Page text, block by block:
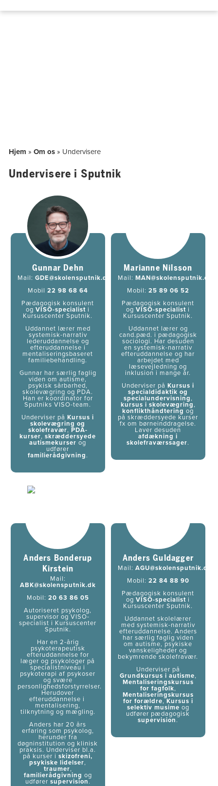
Hjem » Om os» Undervisere
Undervisere i Sputnik
Gunnar Dehn
Mail:GDE@skolensputnik.dk
Mobil 22 98 68 64
Pædagogisk konsulent
ogVISO-specialist i
Kursuscenter Sputnik.
Uddannet lærer med
systemisk-narrativ
lederuddannelse og
efteruddannelse i
mentaliseringsbaseret
familiebehandling.
Gunnar har særlig faglig
viden om autisme,
psykisk sårbarhed,
skolevægring og PDA.
Han er koordinator for
Sputniks VISO-team.
Underviser påKursus i
skolevægring og
skolefravær, PDA-
kurser,skræddersyede
autismekurser og
udfører
familierådgivning.
Marianne Nilsson
Mail: MAN@skolensputnik.dk
Mobil: 25 89 06 52
Pædagogisk konsulent
ogVISO-specialist i
Kursuscenter Sputnik.
Uddannet lærer og
cand.pæd. i pædagogisk
sociologi. Har desuden
en systemisk-narrativ
efteruddannelse og har
arbejdet med
læsevejledning og
inklusion i mange år.
Underviser påKursus i
specialdidaktik og
specialundervisning,
kursus i skolevægring,
konflikthåndtering og
på skræddersyede kurser
fx om børneinddragelse.
Laver desuden
afdækning i
skolefraværssager.
Anders Bonderup
Kirstein
Mail:
ABK@skolensputnik.dk
Mobil: 20 63 86 05
Autoriseret psykolog,
supervisor og VISO-
specialist i Kursuscenter
Sputnik.
Har en 2-årig
psykoterapeutisk
efteruddannelse for
læger og psykologer på
specialistniveau i
psykoterapi af psykoser
og svære
personlighedsforstyrrelser.
Herudover
efteruddannelse i
mentalisering,
tilknytning og mægling.
Anders har 20 års
erfaring som psykolog,
herunder fra
døgninstitution og klinisk
praksis. Underviser bl.a.
på kurser iskizofreni,
psykiske lidelser,
traumer,
familierådgivning og
udfører supervision.
​Anders Guldagger
Mail: AGU@skolensputnik.dk
Mobil: 22 84 88 90
Pædagogisk konsulent
ogVISO-specialist i
Kursuscenter Sputnik.
Uddannet skolelærer
med systemisk-narrativ
efteruddannelse. Anders
har særlig faglig viden
om autisme, psykiske
vanskeligheder og
bekymrende skolefravær.
Underviser på
Grundkursus i autisme,
Mentaliseringskursus
for fagfolk,
Mentaliseringskursus
for forældre, Kursus i
selektiv musime og
udfører pædagogisk
supervision.